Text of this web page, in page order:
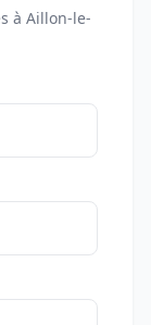
à Aillon-le-